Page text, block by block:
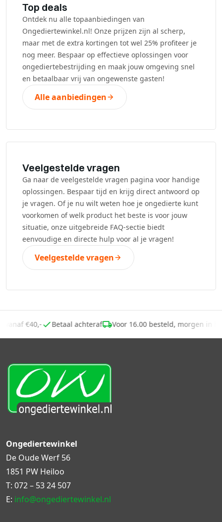
Top deals
Ontdek nu alle topaanbiedingen van
Ongediertewinkel.nl! Onze prijzen zijn al scherp,
maar met de extra kortingen tot wel 25% profiteer je
nog meer. Bespaar op effectieve oplossingen voor
ongediertebestrijding en maak jouw omgeving snel
en betaalbaar vrij van ongewenste gasten!
Alle aanbiedingen
Veelgestelde vragen
Ga naar de veelgestelde vragen pagina voor handige
oplossingen. Bespaar tijd en krijg direct antwoord op
je vragen. Of je nu wilt weten hoe je ongedierte kunt
voorkomen of welk product het beste is voor jouw
situatie, onze uitgebreide FAQ-sectie biedt
eenvoudige en directe hulp voor al je vragen!
Veelgestelde vragen
vanaf €40,- Betaal achteraf Voor 16.00 besteld, morgen in
Ongediertewinkel
De Oude Werf 56
1851 PW Heiloo
T: 072 – 53 24 507
E: info@ongediertewinkel.nl